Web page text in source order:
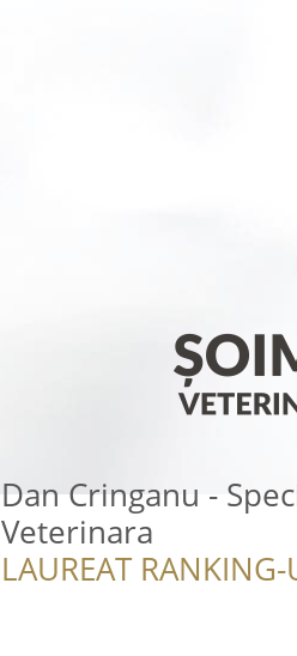
Dan Cringanu -
Veterinara
LAUREAT